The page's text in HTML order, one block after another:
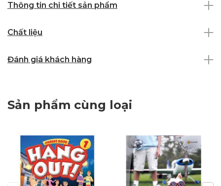
Thông tin chi tiết sản phẩm
Chất liệu
Đánh giá khách hàng
Sản phẩm cùng loại